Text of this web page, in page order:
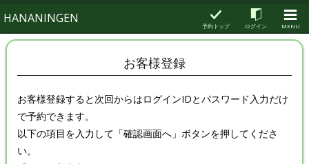
HANANINGEN
予約トップ ログイン MENU
お客様登録
お客様登録すると次回からはログインIDとパスワード入力だけ
で予約できます。
以下の項目を入力して「確認画面へ」ボタンを押してくださ
い。